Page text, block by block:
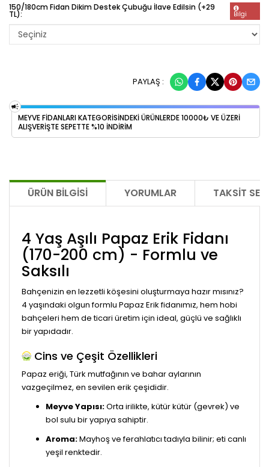
150/180cm Fidan Dikim Destek Çubuğu İlave Edilsin (+29
TL): Bilgi
PAYLAŞ :
MEYVE FİDANLARI KATEGORİSİNDEKİ ÜRÜNLERDE 10000₺ VE ÜZERİ
ALIŞVERİŞTE SEPETTE %10 İNDİRİM
ÜRÜN BILGISI YORUMLAR TAKSIT
4 Yaş Aşılı Papaz Erik Fidanı
(170-200 cm) - Formlu ve
Saksılı
Bahçenizin en lezzetli köşesini oluşturmaya hazır mısınız?
4 yaşındaki olgun formlu Papaz Erik fidanımız, hem hobi
bahçeleri hem de ticari üretim için ideal, güçlü ve sağlıklı
bir yapıdadır.
Cins ve Çeşit Özellikleri
Papaz eriği, Türk mutfağının ve bahar aylarının
vazgeçilmez, en sevilen erik çeşididir.
Meyve Yapısı:Orta irilikte, kütür kütür (gevrek) ve
bol sulu bir yapıya sahiptir.
Aroma:Mayhoş ve ferahlatıcı tadıyla bilinir; eti canlı
yeşil renktedir.